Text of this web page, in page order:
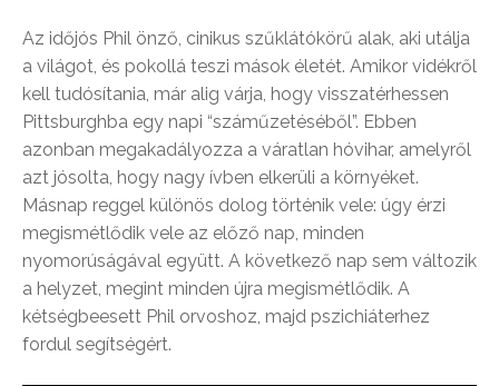
Az időjós Phil önző, cinikus szűklátókörű alak, aki utálja
a világot, és pokollá teszi mások életét. Amikor vidékről
kell tudósítania, már alig várja, hogy visszatérhessen
Pittsburghba egy napi “száműzetéséből”. Ebben
azonban megakadályozza a váratlan hóvihar, amelyről
azt jósolta, hogy nagy ívben elkerüli a környéket.
Másnap reggel különös dolog történik vele: úgy érzi
megismétlődik vele az előző nap, minden
nyomorúságával együtt. A következő nap sem változik
a helyzet, megint minden újra megismétlődik. A
kétségbeesett Phil orvoshoz, majd pszichiáterhez
fordul segítségért.